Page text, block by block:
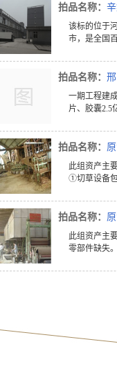
拍品名称：
该标的位于
市，是全国
拍品名称：
一期工程建
片、胶囊2.5
拍品名称：
此组资产主
①切草设备
拍品名称：
此组资产主
零部件缺失